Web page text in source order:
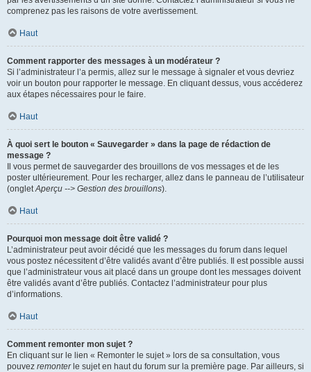
comprenez pas les raisons de votre avertissement.
Haut
Comment rapporter des messages à un modérateur ?
Si l’administrateur l’a permis, allez sur le message à signaler et vous devriez
voir un bouton pour rapporter le message. En cliquant dessus, vous accéderez
aux étapes nécessaires pour le faire.
Haut
À quoi sert le bouton « Sauvegarder » dans la page de rédaction de
message ?
Il vous permet de sauvegarder des brouillons de vos messages et de les
poster ultérieurement. Pour les recharger, allez dans le panneau de l’utilisateur
(ongletAperçu --> Gestion des brouillons).
Haut
Pourquoi mon message doit être validé ?
L’administrateur peut avoir décidé que les messages du forum dans lequel
vous postez nécessitent d’être validés avant d’être publiés. Il est possible aussi
que l’administrateur vous ait placé dans un groupe dont les messages doivent
être validés avant d’être publiés. Contactez l’administrateur pour plus
d’informations.
Haut
Comment remonter mon sujet ?
En cliquant sur le lien « Remonter le sujet » lors de sa consultation, vous
pouvez remonterle sujet en haut du forum sur la première page. Par ailleurs, si